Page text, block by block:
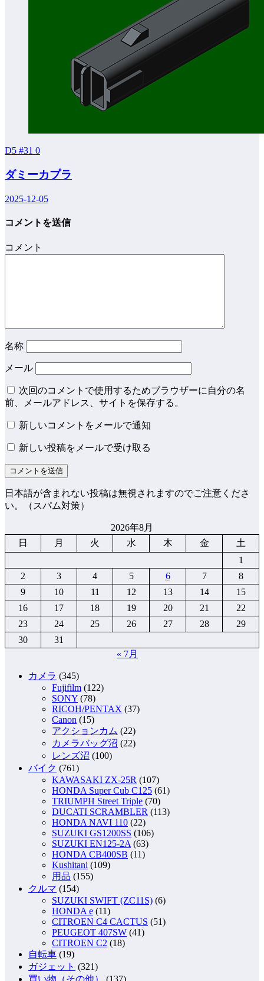
D5 #31 0
ダミーカプラ
2025-12-05
コメントを送信
コメント
名称
メール
次回のコメントで使用するためブラウザーに自分の名
前、メールアドレス、サイトを保存する。
新しいコメントをメールで通知
新しい投稿をメールで受け取る
日本語が含まれない投稿は無視されますのでご注意くださ
い。（スパム対策）
2026年8月
日
月 火 水 木 金
土
1
2
3 4 5 6 7
8
9
10 11 12 13 14
15
16
17 18 19 20 21
22
23
24 25 26 27 28
29
30
31
« 7月
カメラ (345)
Fujifilm (122)
SONY (78)
RICOH/PENTAX (37)
Canon (15)
アクションカム (22)
カメラバッグ沼 (22)
レンズ沼 (100)
バイク (761)
KAWASAKI ZX-25R (107)
HONDA Super Cub C125 (61)
TRIUMPH Street Triple (70)
DUCATI SCRAMBLER (113)
HONDA NAVI 110 (22)
SUZUKI GS1200SS (106)
SUZUKI EN125-2A (63)
HONDA CB400SB (11)
Kushitani (109)
用品 (155)
クルマ (154)
SUZUKI SWIFT (ZC11S) (6)
HONDA e (11)
CITROEN C4 CACTUS (51)
PEUGEOT 407SW (41)
CITROEN C2 (18)
自転車 (19)
ガジェット (321)